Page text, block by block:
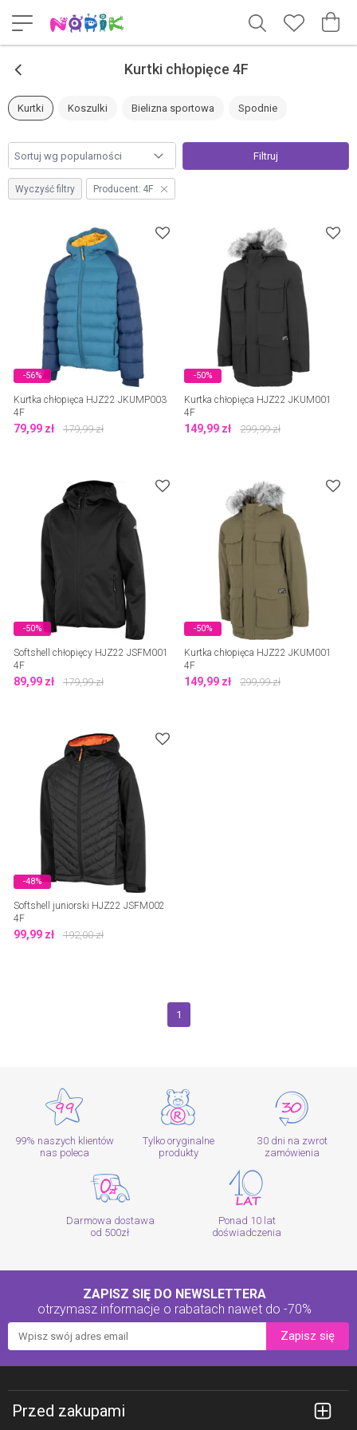
< Kurtki chłopięce 4F
Kurtki Koszulki Bielizna sportowa Spodnie
Filtruj
Wyczyść filtry Producent: 4F
-56%
Kurtka chłopięca HJZ22 JKUMP003
4F
79,99 zł 179,99zł
-50%
Kurtka chłopięca HJZ22 JKUM001
4F
149,99 zł 299,99zł
-50%
Softshell chłopięcy HJZ22 JSFM001
4F
89,99 zł 179,99zł
-50%
Kurtka chłopięca HJZ22 JKUM001
4F
149,99 zł 299,99zł
-48%
Softshell juniorski HJZ22 JSFM002
4F
99,99 zł 192,00zł
1
99% naszych klientów
nas poleca
Tylko oryginalne
produkty
30 dni na zwrot
zamówienia
Darmowa dostawa
od 500zł
Ponad 10 lat
doświadczenia
ZAPISZ SIĘ DO NEWSLETTERA
otrzymasz informacje o rabatach nawet do -70%
Zapisz się
Przed zakupami